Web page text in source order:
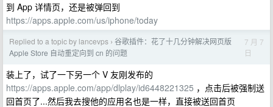
到 App 详情页，还是被弹回到
https://apps.apple.com/us/iphone/today
Replied to a topic by lancevps › 谷歌插件：花了十几分钟解决网页版
Apple Store 自动重定向到 cn 的问题
7 月 7
日
装上了，试了一下另一个 V 友刚发布的
https://apps.apple.com/app/dlplay/id6448221325 ，点击后被强制送
回首页了...然后我去搜他的应用名也是一样，直接被送回首页